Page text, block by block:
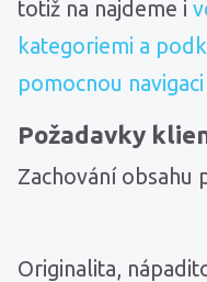
totiž na najdeme i
kategoriemi a
pomocnou
Požadavky
Zachování obsahu
Originalita,